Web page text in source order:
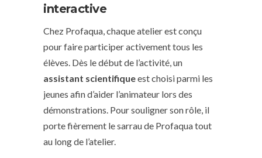
interactive
Chez Profaqua, chaque atelier est conçu
pour faire participer activement tous les
élèves. Dès le début de l’activité, un
assistant scientifiqueest choisi parmi les
jeunes afin d’aider l’animateur lors des
démonstrations. Pour souligner son rôle, il
porte fièrement le sarrau de Profaqua tout
au long de l’atelier.